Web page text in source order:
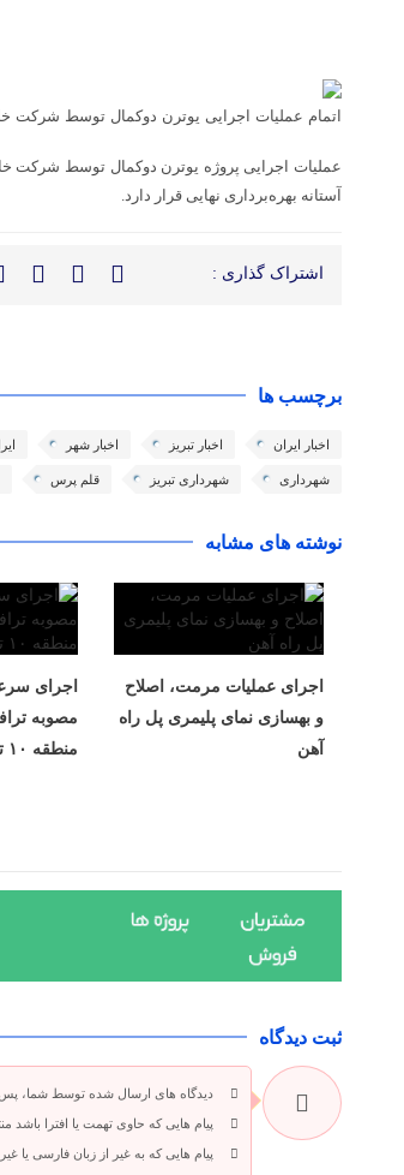
اتمام عملیات اجرایی یوترن دوکمال توسط شرکت
عملیات اجرایی پروژه یوترن دوکمال توسط شرکت
آستانه بهره‌برداری نهایی قرار دارد.
اشتراک گذاری :
برچسب ها
اخبار ایران اخبار تبریز اخبار شهر
شهرداری شهرداری تبریز قلم پرس
نوشته های مشابه
اجرای عملیات مرمت، اصلاح
و بهسازی نمای پلیمری پل راه
آهن
اجرای
مصوبه
منطقه ۱۰ تبریز
ثبت دیدگاه
دیدگاه های ارسال شده توسط شما، پس
پیام هایی که حاوی تهمت یا افترا باشد
پیام هایی که به غیر از زبان فارسی یا